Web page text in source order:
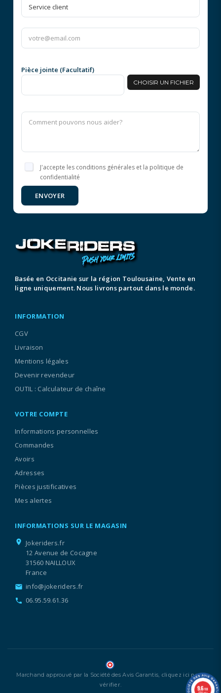
Pièce jointe (Facultatif)
CHOISIR UN FICHIER
J'accepte les conditions générales et la politique de
confidentialité
ENVOYER
Basée en Occitanie sur la région Toulousaine, Vente en
ligne uniquement. Nous livrons partout dans le monde.
INFORMATION
CGV
Livraison
Mentions légales
Devenir revendeur
OUTIL : Calculateur de chaîne
VOTRE COMPTE
Informations personnelles
Commandes
Avoirs
Adresses
Pièces justificatives
Mes alertes
INFORMATIONS SUR LE MAGASIN
location_on
Jokeriders.fr
12 Avenue de Cocagne
31560 NAILLOUX
France
email info@jokeriders.fr
call 06.95.59.61.36
Marchand approuvé par la Société des Avis Garantis, cliquez ici pour
vérifier. 9.6/10